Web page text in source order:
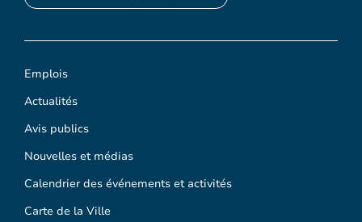
Emplois
Actualités
Avis publics
Nouvelles et médias
Calendrier des événements et activités
Carte de la Ville